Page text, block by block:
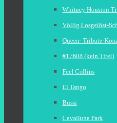
Whitney Houston
Völlig Losgelöst-
Queen- Tribute-
#17608 (kein Titel)
Feel Collins
El Tango
Bussi
Cavalluna Park